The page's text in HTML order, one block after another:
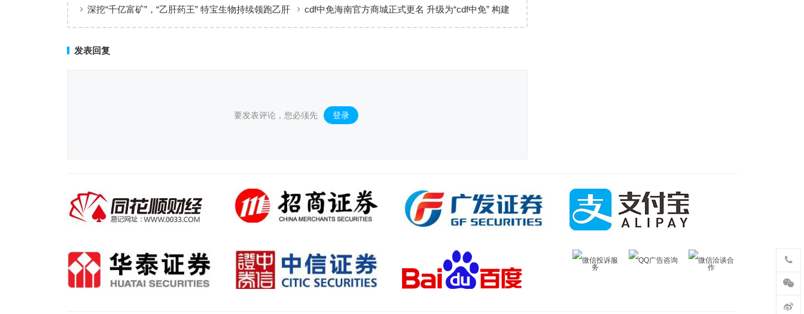
新选择
何实现高效服务响应
深挖“千亿富矿”，“乙肝药王” 特宝生物持续领跑乙肝
cdf中免海南官方商城正式更名 升级为“cdf中免” 构建
发表回复
要发表评论，您必须先 登录 。
微信投诉服
务
QQ广告咨询
微信洽谈合
作